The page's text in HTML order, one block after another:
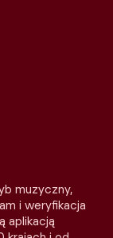
muzyczny,
i weryfikacja
aplikacją